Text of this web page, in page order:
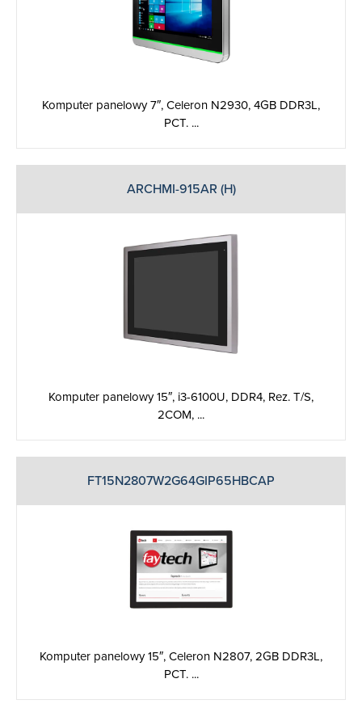
Komputer panelowy 7″, Celeron N2930, 4GB DDR3L,
PCT. ...
ARCHMI-915AR (H)
Komputer panelowy 15″, i3-6100U, DDR4, Rez. T/S,
2COM, ...
FT15N2807W2G64GIP65HBCAP
Komputer panelowy 15″, Celeron N2807, 2GB DDR3L,
PCT. ...